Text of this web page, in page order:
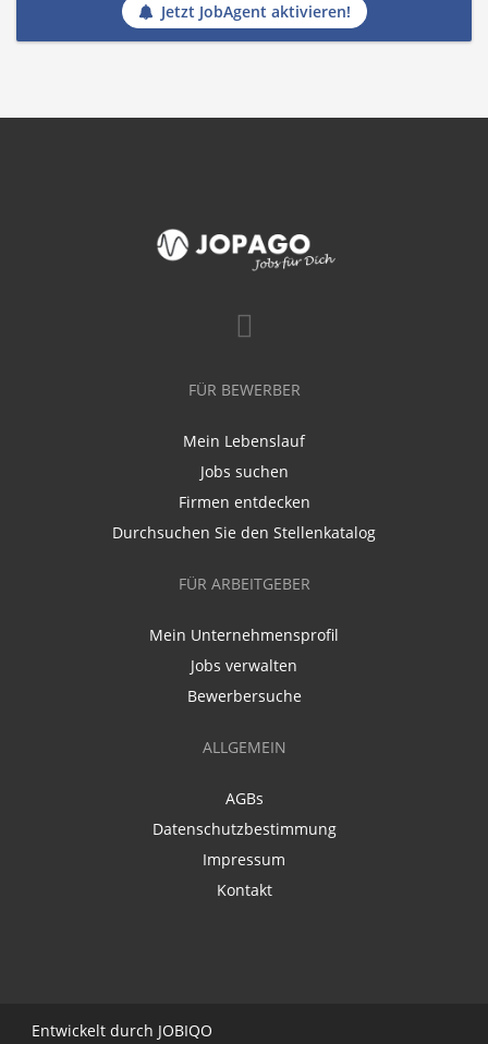
Jetzt JobAgent aktivieren!
FÜR BEWERBER
Mein Lebenslauf
Jobs suchen
Firmen entdecken
Durchsuchen Sie den Stellenkatalog
FÜR ARBEITGEBER
Mein Unternehmensprofil
Jobs verwalten
Bewerbersuche
ALLGEMEIN
AGBs
Datenschutzbestimmung
Impressum
Kontakt
Entwickelt durch JOBIQO